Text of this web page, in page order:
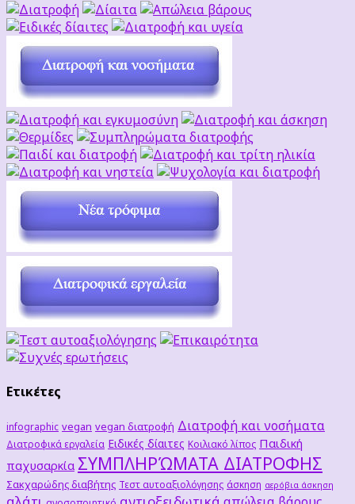
Ετικέτες
infographic vegan vegan διατροφή Διατροφή και νοσήματα
Διατροφικά εργαλεία Ειδικές δίαιτες Κοιλιακό λίπος Παιδική
παχυσαρκία ΣΥΜΠΛΗΡΏΜΑΤΑ ΔΙΑΤΡΟΦΗΣ
Σακχαρώδης διαβήτης Τεστ αυτοαξιολόγησης άσκηση αερόβια άσκηση